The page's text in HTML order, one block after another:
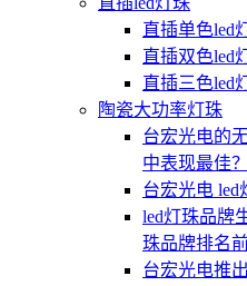
直插单色led
直插双色led
直插三色led
陶瓷大功率灯珠
台宏光电的
中表现最佳？
台宏光电 led
led灯珠品牌
珠品牌排名
台宏光电推